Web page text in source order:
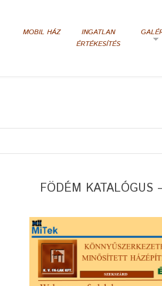
MOBIL HÁZ
INGATLAN
ÉRTÉKESÍTÉS
FÖDÉM KATALÓGUS